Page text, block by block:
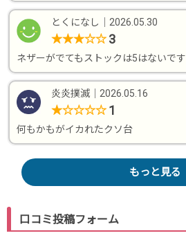
とくになし 2026.05.30
★★★☆☆ 3
ネザーがでてもストックは5はないです
炎炎撲滅 2026.05.16
★☆☆☆☆ 1
何もかもがイカれたクソ台
もっと見る
口コミ投稿フォーム